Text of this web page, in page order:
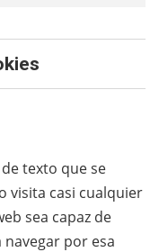
texto que se
visita casi cualquier
sea capaz de
por esa